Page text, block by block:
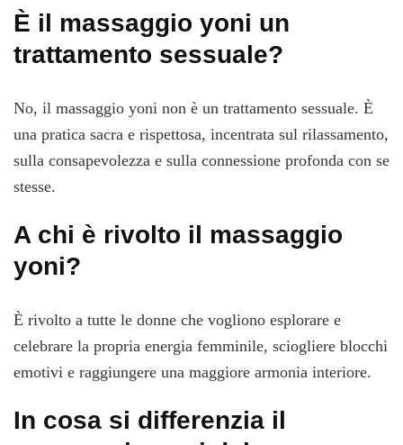
È il massaggio yoni un
trattamento sessuale?
No, il massaggio yoni non è un trattamento sessuale. È
una pratica sacra e rispettosa, incentrata sul rilassamento,
sulla consapevolezza e sulla connessione profonda con se
stesse.
A chi è rivolto il massaggio
yoni?
È rivolto a tutte le donne che vogliono esplorare e
celebrare la propria energia femminile, sciogliere blocchi
emotivi e raggiungere una maggiore armonia interiore.
In cosa si differenzia il